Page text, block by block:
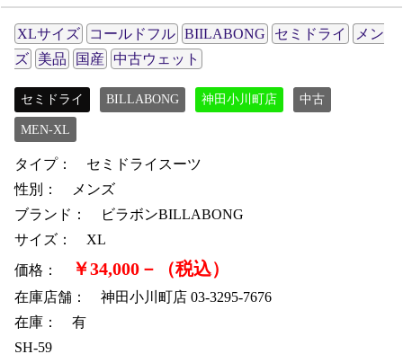
XLサイズ コールドフル BIILABONG セミドライ
メン
ズ
美品 国産 中古ウェット
セミドライ BILLABONG 神田小川町店 中古
MEN-XL
タイプ： セミドライスーツ
性別： メンズ
ブランド： ビラボンBILLABONG
サイズ： XL
価格：
￥34,000－（税込）
在庫店舗： 神田小川町店 03-3295-7676
在庫： 有
SH-59